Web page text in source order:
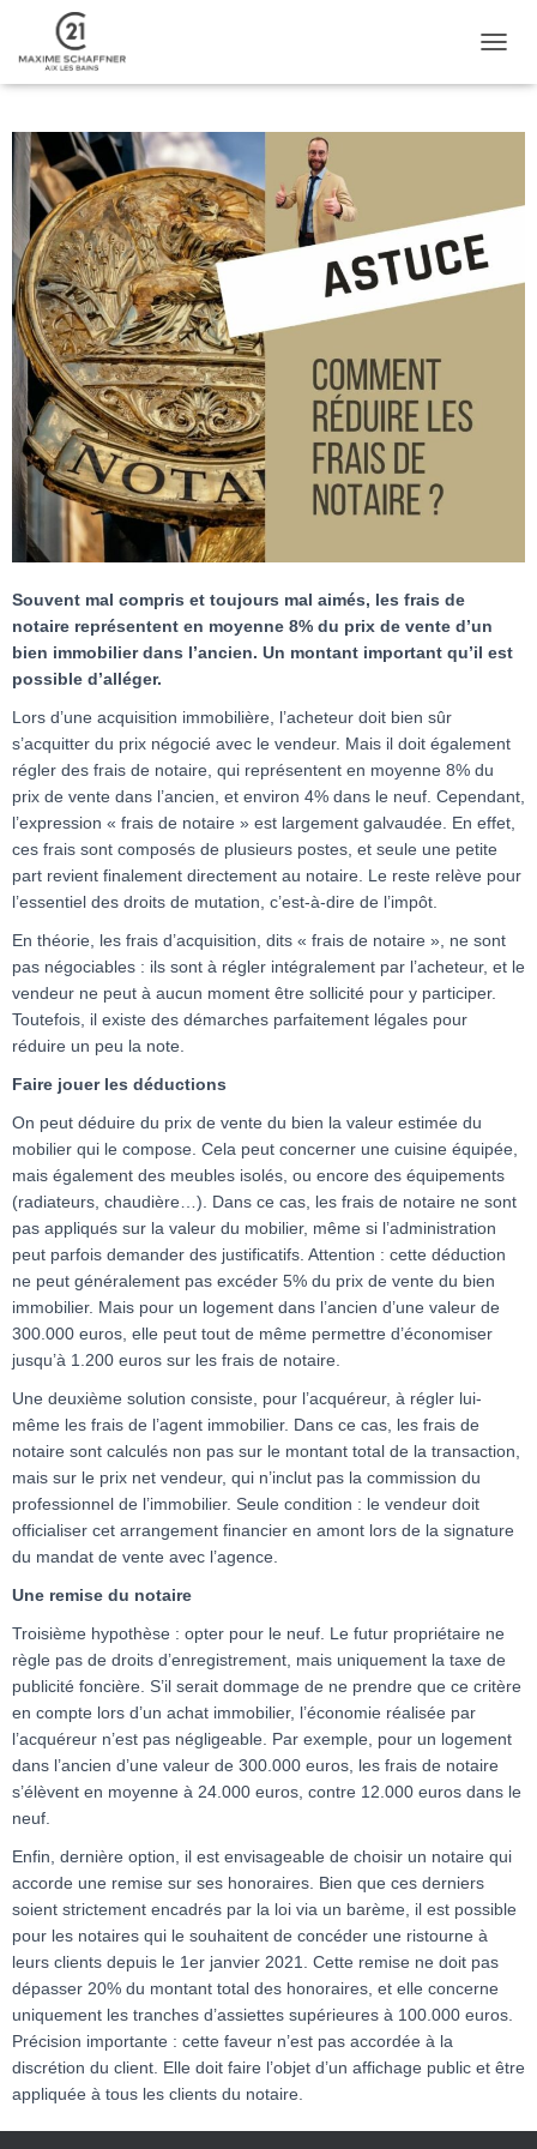
É
L
A
Souvent mal compris et toujours mal aimés, les frais de
notaire représentent en moyenne 8% du prix de vente d’un
bien immobilier dans l’ancien. Un montant important qu’il est
possible d’alléger.
Lors d’une acquisition immobilière, l’acheteur doit bien sûr
s’acquitter du prix négocié avec le vendeur. Mais il doit également
régler des frais de notaire, qui représentent en moyenne 8% du
prix de vente dans l’ancien, et environ 4% dans le neuf. Cependant,
l’expression « frais de notaire » est largement galvaudée. En effet,
ces frais sont composés de plusieurs postes, et seule une petite
part revient finalement directement au notaire. Le reste relève pour
l’essentiel des droits de mutation, c’est-à-dire de l’impôt.
En théorie, les frais d’acquisition, dits « frais de notaire », ne sont
pas négociables : ils sont à régler intégralement par l’acheteur, et le
vendeur ne peut à aucun moment être sollicité pour y participer.
Toutefois, il existe des démarches parfaitement légales pour
réduire un peu la note.
Faire jouer les déductions
On peut déduire du prix de vente du bien la valeur estimée du
mobilier qui le compose. Cela peut concerner une cuisine équipée,
mais également des meubles isolés, ou encore des équipements
(radiateurs, chaudière…). Dans ce cas, les frais de notaire ne sont
pas appliqués sur la valeur du mobilier, même si l’administration
peut parfois demander des justificatifs. Attention : cette déduction
ne peut généralement pas excéder 5% du prix de vente du bien
immobilier. Mais pour un logement dans l’ancien d’une valeur de
300.000 euros, elle peut tout de même permettre d’économiser
jusqu’à 1.200 euros sur les frais de notaire.
Une deuxième solution consiste, pour l’acquéreur, à régler lui-
même les frais de l’agent immobilier. Dans ce cas, les frais de
notaire sont calculés non pas sur le montant total de la transaction,
mais sur le prix net vendeur, qui n’inclut pas la commission du
professionnel de l’immobilier. Seule condition : le vendeur doit
officialiser cet arrangement financier en amont lors de la signature
du mandat de vente avec l’agence.
Une remise du notaire
Troisième hypothèse : opter pour le neuf. Le futur propriétaire ne
règle pas de droits d’enregistrement, mais uniquement la taxe de
publicité foncière. S’il serait dommage de ne prendre que ce critère
en compte lors d’un achat immobilier, l’économie réalisée par
l’acquéreur n’est pas négligeable. Par exemple, pour un logement
dans l’ancien d’une valeur de 300.000 euros, les frais de notaire
s’élèvent en moyenne à 24.000 euros, contre 12.000 euros dans le
neuf.
Enfin, dernière option, il est envisageable de choisir un notaire qui
accorde une remise sur ses honoraires. Bien que ces derniers
soient strictement encadrés par la loi via un barème, il est possible
pour les notaires qui le souhaitent de concéder une ristourne à
leurs clients depuis le 1er janvier 2021. Cette remise ne doit pas
dépasser 20% du montant total des honoraires, et elle concerne
uniquement les tranches d’assiettes supérieures à 100.000 euros.
Précision importante : cette faveur n’est pas accordée à la
discrétion du client. Elle doit faire l’objet d’un affichage public et être
appliquée à tous les clients du notaire.